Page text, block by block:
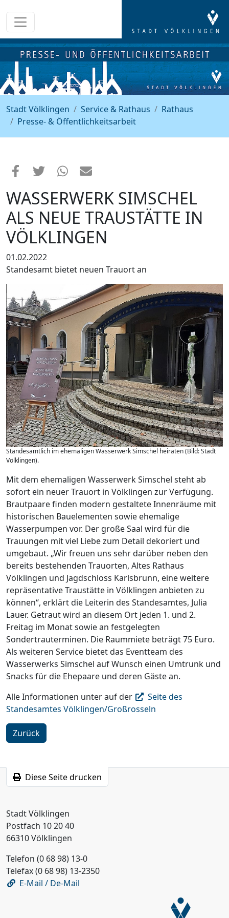
Stadt Völklingen Service & Rathaus
Rathaus
Presse- & Öffentlichkeitsarbeit
WASSERWERK SIMSCHEL
ALS NEUE TRAUSTÄTTE IN
VÖLKLINGEN
01.02.2022
Standesamt bietet neuen Trauort an
Standesamtlich im ehemaligen Wasserwerk Simschel heiraten (Bild: Stadt
Völklingen).
Mit dem ehemaligen Wasserwerk Simschel steht ab
sofort ein neuer Trauort in Völklingen zur Verfügung.
Brautpaare finden modern gestaltete Innenräume mit
historischen Bauelementen sowie ehemalige
Wasserpumpen vor. Der große Saal wird für die
Trauungen mit viel Liebe zum Detail dekoriert und
umgebaut. „Wir freuen uns sehr darüber neben den
bereits bestehenden Trauorten, Altes Rathaus
Völklingen und Jagdschloss Karlsbrunn, eine weitere
repräsentative Traustätte in Völklingen anbieten zu
können“, erklärt die Leiterin des Standesamtes, Julia
Lauer. Getraut wird an diesem Ort jeden 1. und 2.
Freitag im Monat sowie an festgelegten
Sondertrauterminen. Die Raummiete beträgt 75 Euro.
Als weiteren Service bietet das Eventteam des
Wasserwerks Simschel auf Wunsch einen Umtrunk und
Snacks für die Ehepaare und deren Gäste an.
Alle Informationen unter auf der
Seite des
Standesamtes Völklingen/Großrosseln
Zurück
Diese Seite drucken
Stadt Völklingen
Postfach 10 20 40
66310 Völklingen
Telefon (0 68 98) 13-0
Telefax (0 68 98) 13-2350
E-Mail / De-Mail